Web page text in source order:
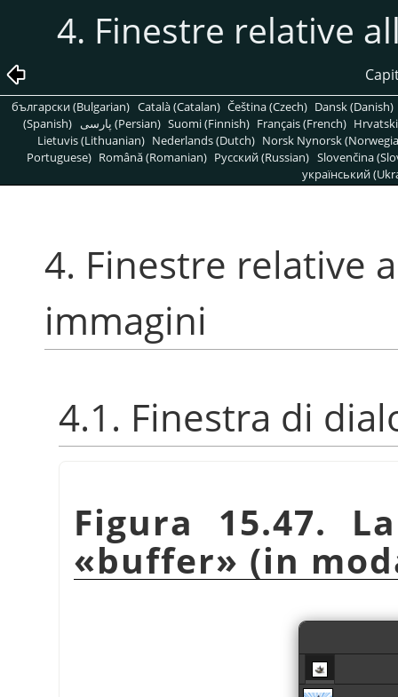
4. Finestre relative
български (Bulgarian) Català (Catalan) Čeština (Czech) Dansk (Danish)
(Spanish)
پارسی (Persian) Suomi (Finnish) Français (French)
Lietuvis (Lithuanian) Nederlands (Dutch) Norsk Nynorsk
Portuguese) Română (Romanian) Pусский (Russian) Slovenčina
український
4. Finestre relative
immagini
4.1. Finestra di
Figura 15.47.
«buffer» (in